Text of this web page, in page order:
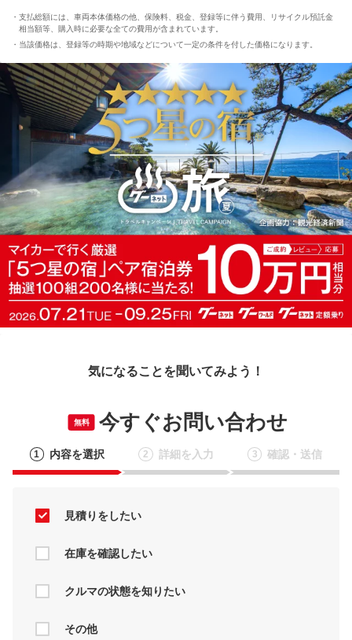
支払総額には、車両本体価格の他、保険料、税金、登録等に伴う費用、リサイクル預託金
相当額等、購入時に必要な全ての費用が含まれています。
当該価格は、登録等の時期や地域などについて一定の条件を付した価格になります。
気になることを聞いてみよう！
無料 今すぐお問い合わせ
1 内容を選択 2 詳細を入力 3 確認・送信
見積りをしたい
在庫を確認したい
クルマの状態を知りたい
その他